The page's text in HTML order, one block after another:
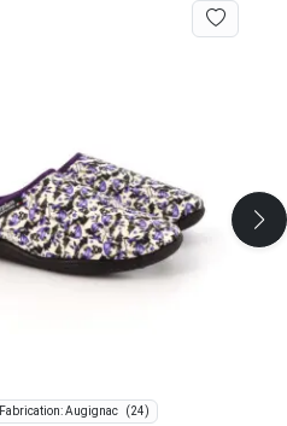
Fabrication: Augignac (24)